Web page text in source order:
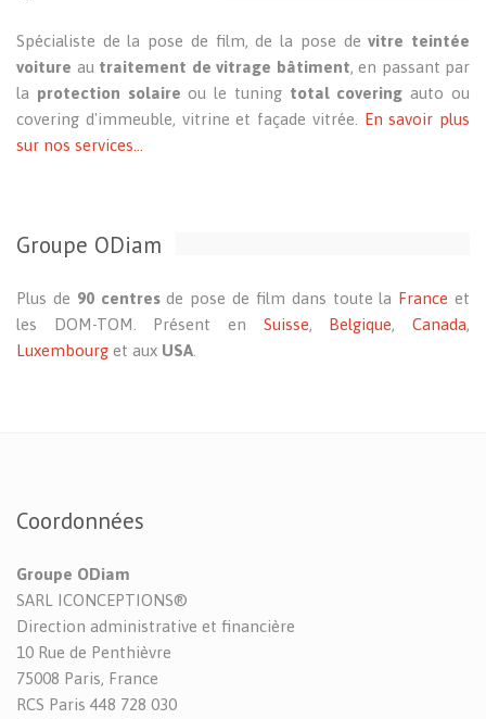
Spécialiste de la pose de film, de la pose devitre teintée
voiture au traitement de vitrage bâtiment, en passant par
la protection solaire ou le tuning total covering auto ou
covering d'immeuble, vitrine et façade vitrée. En savoir plus
sur nos services...
Groupe ODiam
Plus de 90 centresde pose de film dans toute la France et
les DOM-TOM. Présent en Suisse, Belgique,Canada,
Luxembourg et aux USA
Coordonnées
Groupe ODiam
SARL ICONCEPTIONS®
Direction administrative et financière
10 Rue de Penthièvre
75008 Paris, France
RCS Paris 448 728 030